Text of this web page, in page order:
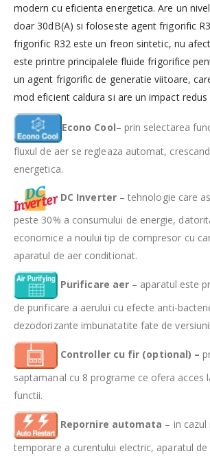
modern cu eficienta energetica. Are un
doar 30dB(A) si foloseste agent frigorific
frigorific R32 este un freon sintetic, nu
este printre principalele fluide frigorifice
un agent frigorific de generatie viitoare,
mod eficient caldura si are un impact redus
Econo Cool– prin selectarea
fluxul de aer se regleaza automat,
energetica.
DC Inverter – tehnologie care
peste 30% a consumului de energie,
economice a noului tip de compresor cu
aparatul de aer conditionat.
Purificare aer – aparatul este
de purificare a aerului cu efecte anti-
dezodorizante imbunatatite fate de
Controller cu fir (optional) –
saptamanal cu 8 programe ce ofera acces
functii.
Repornire automata – in
temporare a curentului electric, aparatul